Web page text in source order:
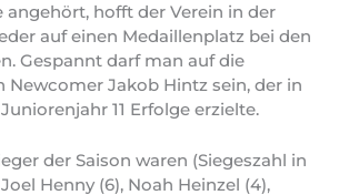
angehört, hofft der Verein in der
auf einen Medaillenplatz bei den
Gespannt darf man auf die
Newcomer Jakob Hintz sein, der in
11 Erfolge erzielte.
der Saison waren (Siegeszahl in
Henny (6), Noah Heinzel (4),